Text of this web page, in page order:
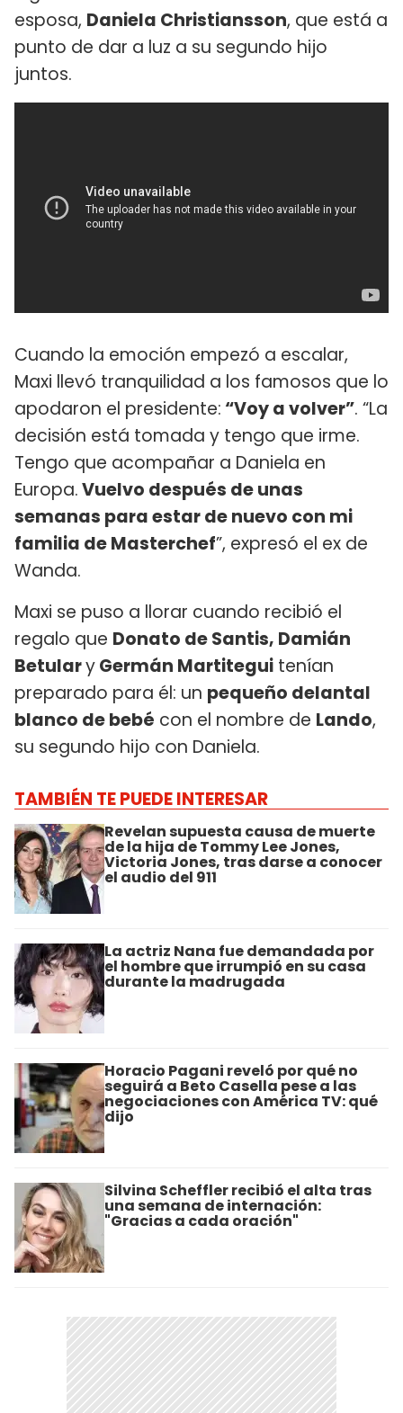
esposa, Daniela Christiansson, que está a
punto de dar a luz a su segundo hijo
juntos.
Cuando la emoción empezó a escalar,
Maxi llevó tranquilidad a los famosos que lo
apodaron el presidente: “Voy a volver”. “La
decisión está tomada y tengo que irme.
Tengo que acompañar a Daniela en
Europa.Vuelvo después de unas
semanas para estar de nuevo con mi
familia de Masterchef”, expresó el ex de
Wanda.
Maxi se puso a llorar cuando recibió el
regalo que Donato de Santis, Damián
BetularyGermán Martitegui tenían
preparado para él: un pequeño delantal
blanco de bebé con el nombre de Lando,
su segundo hijo con Daniela.
TAMBIÉN TE PUEDE INTERESAR
Revelan supuesta causa de muerte
de la hija de Tommy Lee Jones,
Victoria Jones, tras darse a conocer
el audio del 911
La actriz Nana fue demandada por
el hombre que irrumpió en su casa
durante la madrugada
Horacio Pagani reveló por qué no
seguirá a Beto Casella pese a las
negociaciones con América TV: qué
dijo
Silvina Scheffler recibió el alta tras
una semana de internación:
"Gracias a cada oración"